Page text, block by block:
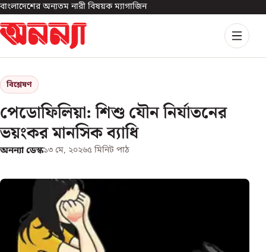
বাংলাদেশের অন্যতম নারী বিষয়ক ম্যাগাজিন
বিশ্লেষণ
পেডোফিলিয়া: শিশু যৌন নির্যাতনের
ভয়ংকর মানসিক ব্যাধি
অনন্যা ডেস্ক১৩ মে, ২০২৬৫ মিনিট পাঠ